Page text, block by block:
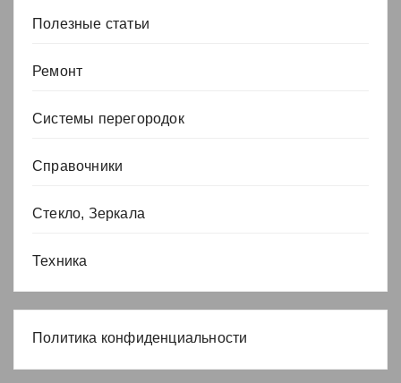
Полезные статьи
Ремонт
Системы перегородок
Справочники
Стекло, Зеркала
Техника
Политика конфиденциальности